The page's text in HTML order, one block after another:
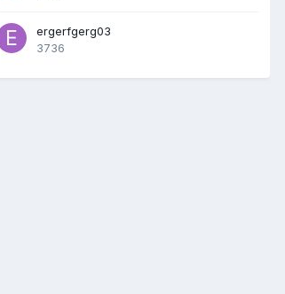
ergerfgerg03
3736